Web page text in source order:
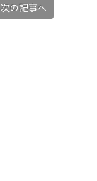
次の記事へ